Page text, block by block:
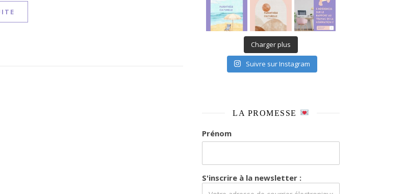
Charger plus
Suivre sur Instagram
LA PROMESSE
Prénom
S'inscrire à la newsletter :